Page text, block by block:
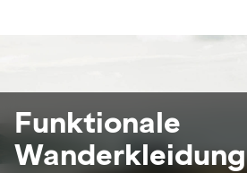
Funktionale
Wanderkleidung